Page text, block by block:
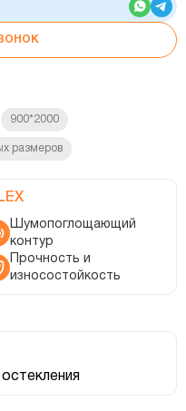
900*2000
размеров
Шумопоглощающий
контур
Прочность и
износостойкость